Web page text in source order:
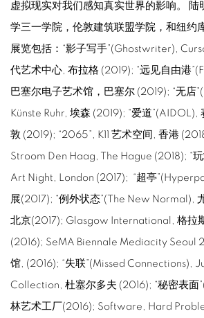
虚拟现实对我们感知真实世界的影响。 陆
学三一学院，伦敦建筑联盟学院，和纽约
展览包括：“影子写手”(Ghostwriter),
代艺术中心, 布拉格 (2019); “远见自由港
巴塞尔电子艺术馆，巴塞尔 (2019); “无店
Künste Ruhr, 埃森 (2019); “爱道
敦 (2019); “2065”, K11 艺术空间, 香港
Stroom Den Haag, The Hague (2018); “
Art Night, London (2017); “超亭
展(2017); “例外状态”(The New Normal),
北京(2017); Glasgow International, 格拉
(2016); SeMA Biennale Mediacity Seoul
馆, (2016); “失联”(Missed Connections),
Collection, 杜塞尔多夫 (2016); “秘密表面
林艺术工厂(2016); Software, Hard